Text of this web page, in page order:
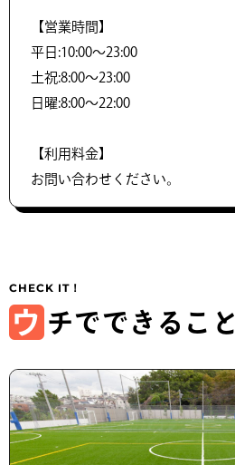
【営業時間】
平日:10:00～23:00
土祝:8:00～23:00
日曜:8:00～22:00
【利用料金】
お問い合わせください。
ウ チでできること